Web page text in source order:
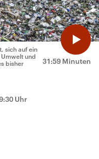
31:59 Minuten
sich auf ein
und
bisher
Uhr